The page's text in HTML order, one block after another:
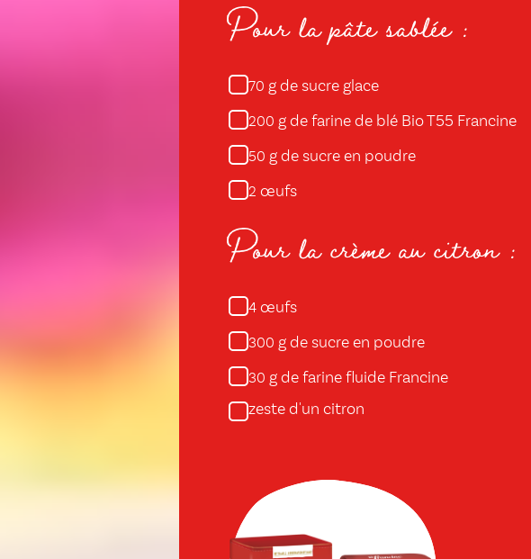
Pour la pâte sablée :
70 g de sucre glace
200 g de farine de blé Bio T55 Francine
50 g de sucre en poudre
2 œufs
Pour la crème au citron :
4 œufs
300 g de sucre en poudre
30 g de farine fluide Francine
zeste d'un citron